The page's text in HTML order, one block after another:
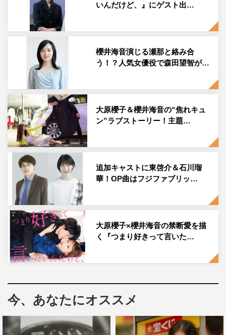
の愛が詰まった作品です。是非観てくださいね。毎週水曜
日深夜0:30～です！ エンディングではらこちゃんとダン
話！！！」のコメントとともに、『つまり好きって言いた
いんだけど、』オフショットを投稿した。
この投稿にフォロワーからは「観ました ダンスかわいか
ったです♪」「見ました 2人とも可愛い」「初回でハマり
ました 海音くん、素敵です」「ダンス可愛すぎた～」
「ダンスとかレアすぎん！？ これから毎週楽しみにして
ます！」などのコメントが寄せられている。
櫻井海音公式Instagram：
https://www.instagram.com/kaito_0413/
櫻井海音
いんだけど、』にゲスト出…
櫻井海音演じる瀬那と絡み合
う！？人気女優役で森田望智が…
大原櫻子＆櫻井海音の“焦れキュ
ン”ラブストーリー！主題…
追加キャストに東啓介＆石川瑠
華！OP曲はフジファブリッ…
大原櫻子×櫻井海音の禁断愛を描
く『つまり好きって言いた…
今、あなたにオススメ